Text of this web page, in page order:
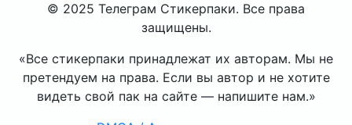
© 2025 Телеграм Стикерпаки. Все права
защищены.
«Все стикерпаки принадлежат их авторам. Мы не
претендуем на права. Если вы автор и не хотите
видеть свой пак на сайте — напишите нам.»